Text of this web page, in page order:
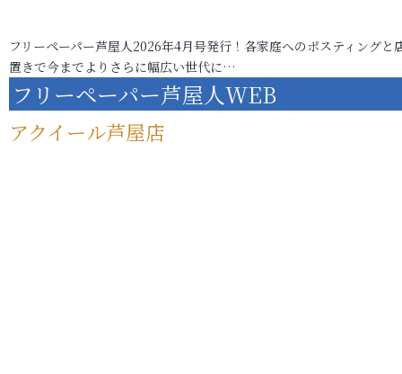
フリーペーパー芦屋人2026年4月号発行！各家庭へのポスティングと
置きで今までよりさらに幅広い世代に…
フリーペーパー芦屋人WEB
アクイール芦屋店